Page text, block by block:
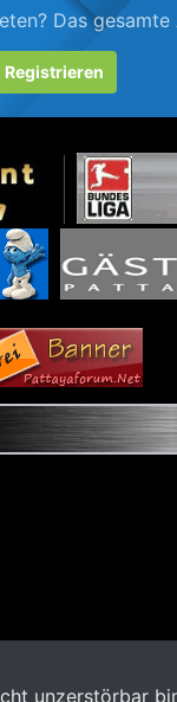
Das
Registrieren
unzerstörbar